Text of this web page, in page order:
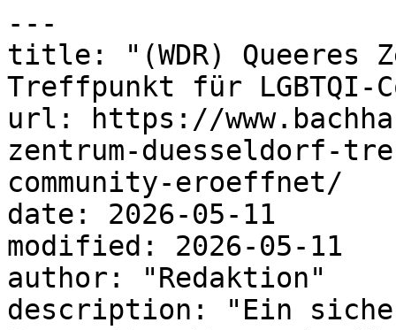
---
title: "(WDR) Queeres
Treffpunkt für LGBTQI-
url: https://
zentrum-duesseldorf-
community-eroeffnet/
date: 2026-05-11
modified: 2026-05-11
author: "Redaktion"
description: "Ein